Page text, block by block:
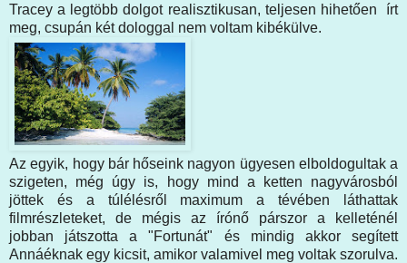
Tracey a legtöbb dolgot realisztikusan, teljesen hihetően írt
meg, csupán két dologgal nem voltam kibékülve.
Az egyik, hogy bár hőseink nagyon ügyesen elboldogultak a
szigeten, még úgy is, hogy mind a ketten nagyvárosból
jöttek és a túlélésről maximum a tévében láthattak
filmrészleteket, de mégis az írónő párszor a kelleténél
jobban játszotta a "Fortunát" és mindig akkor segített
Annáéknak egy kicsit, amikor valamivel meg voltak szorulva.